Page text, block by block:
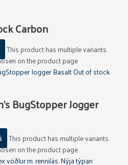
Carbon
This product has multiple variants.
on the product page
Out of stock
BugStopper Jogger
This product has multiple variants.
on the product page